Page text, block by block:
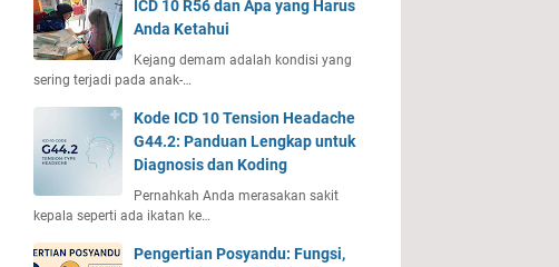
ICD 10 R56 dan Apa yang Harus
Anda Ketahui
Kejang demam adalah kondisi yang
sering terjadi pada anak-…
Kode ICD 10 Tension Headache
G44.2: Panduan Lengkap untuk
Diagnosis dan Koding
Pernahkah Anda merasakan sakit
kepala seperti ada ikatan ke…
Pengertian Posyandu: Fungsi,